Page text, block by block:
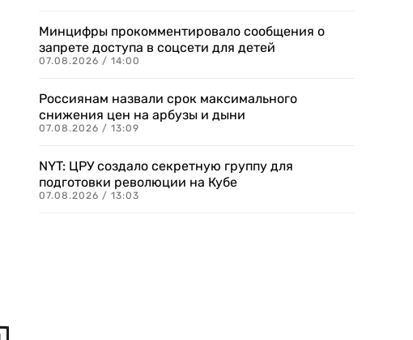
Минцифры прокомментировало сообщения о
запрете доступа в соцсети для детей
07.08.2026 / 14:00
Россиянам назвали срок максимального
снижения цен на арбузы и дыни
07.08.2026 / 13:09
NYT: ЦРУ создало секретную группу для
подготовки революции на Кубе
07.08.2026 / 13:03